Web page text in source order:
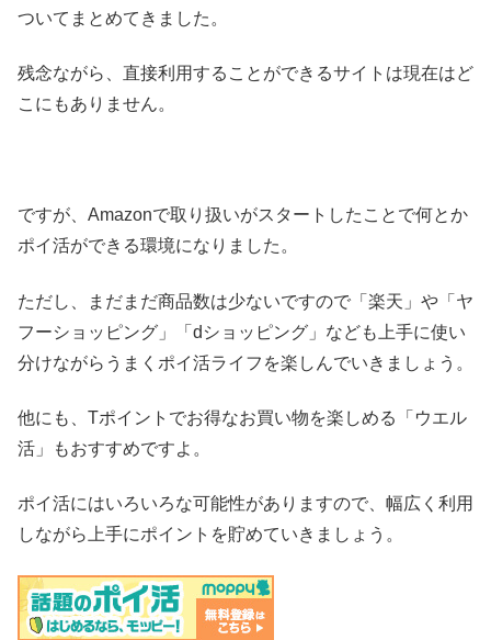
ついてまとめてきました。
残念ながら、直接利用することができるサイトは現在はど
こにもありません。
ですが、Amazonで取り扱いがスタートしたことで何とか
ポイ活ができる環境になりました。
ただし、まだまだ商品数は少ないですので「楽天」や「ヤ
フーショッピング」「dショッピング」なども上手に使い
分けながらうまくポイ活ライフを楽しんでいきましょう。
他にも、Tポイントでお得なお買い物を楽しめる「ウエル
活」もおすすめですよ。
ポイ活にはいろいろな可能性がありますので、幅広く利用
しながら上手にポイントを貯めていきましょう。